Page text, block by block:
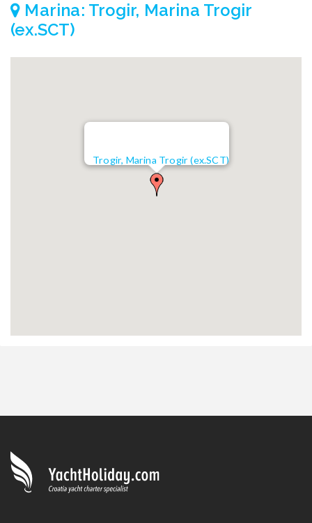
Marina: Trogir, Marina Trogir
(ex.SCT)
Trogir, Marina Trogir (ex.SCT)